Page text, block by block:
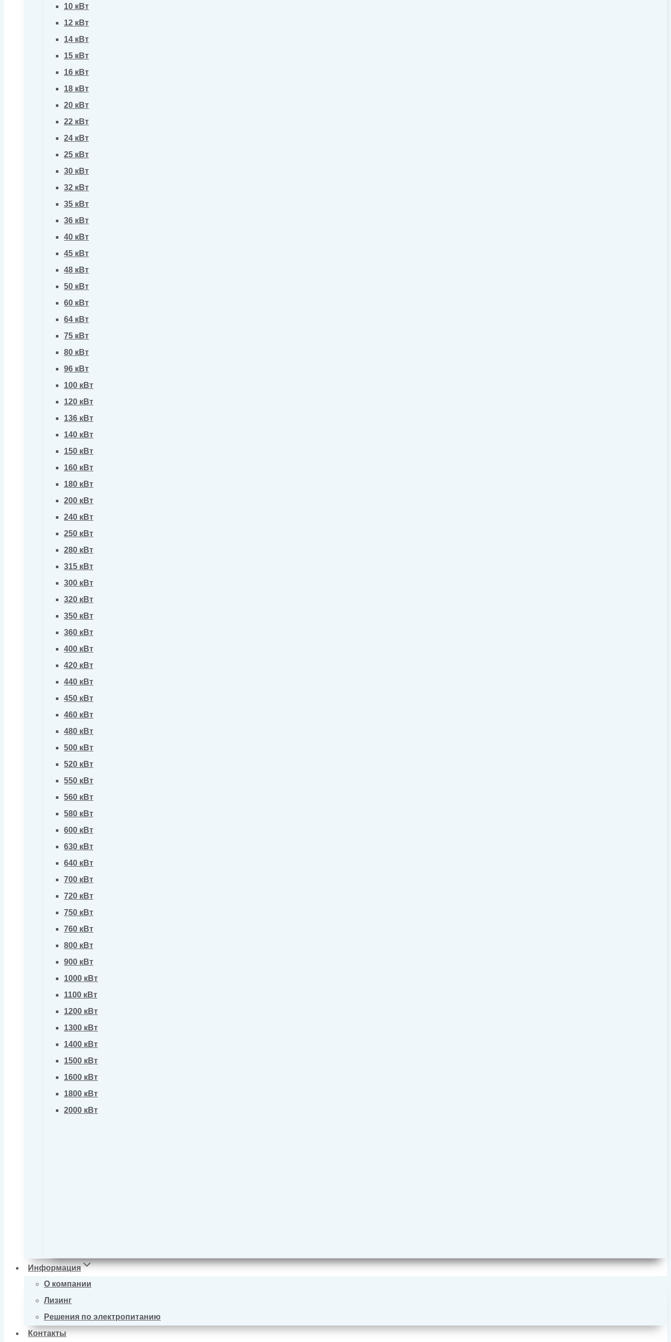
10 кВт
12 кВт
14 кВт
15 кВт
16 кВт
18 кВт
20 кВт
22 кВт
24 кВт
25 кВт
30 кВт
32 кВт
35 кВт
36 кВт
40 кВт
45 кВт
48 кВт
50 кВт
60 кВт
64 кВт
75 кВт
80 кВт
96 кВт
100 кВт
120 кВт
136 кВт
140 кВт
150 кВт
160 кВт
180 кВт
200 кВт
240 кВт
250 кВт
280 кВт
315 кВт
300 кВт
320 кВт
350 кВт
360 кВт
400 кВт
420 кВт
440 кВт
450 кВт
460 кВт
480 кВт
500 кВт
520 кВт
550 кВт
560 кВт
580 кВт
600 кВт
630 кВт
640 кВт
700 кВт
720 кВт
750 кВт
760 кВт
800 кВт
900 кВт
1000 кВт
1100 кВт
1200 кВт
1300 кВт
1400 кВт
1500 кВт
1600 кВт
1800 кВт
2000 кВт
Информация
О компании
Лизинг
Решения по электропитанию
Контакты